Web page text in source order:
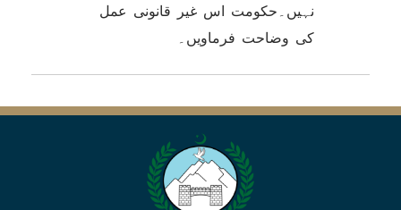
نہیں۔حکومت اس غیر قانونی عمل
کی وضاحت فرماویں۔